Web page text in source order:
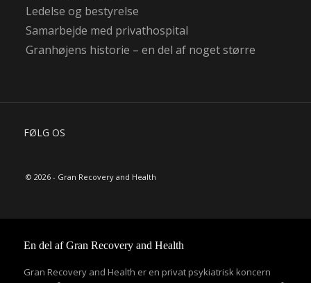
Ledelse og bestyrelse
Samarbejde med privathospital
Granhøjens historie – en del af noget større
FØLG OS
© 2026 - Gran Recovery and Health
En del af Gran Recovery and Health
Gran Recovery and Health er en privat psykiatrisk koncern